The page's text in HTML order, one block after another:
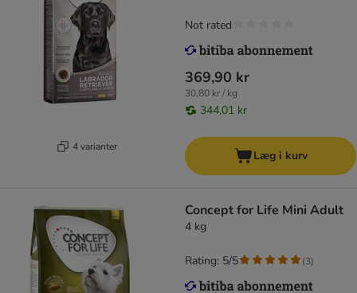
4 varianter
369,90 kr
30,80 kr / kg
344,01 kr
Not rated
Læg i kurv
Concept for Life Mini Adult
4 kg
Rating: 5/5 (3)